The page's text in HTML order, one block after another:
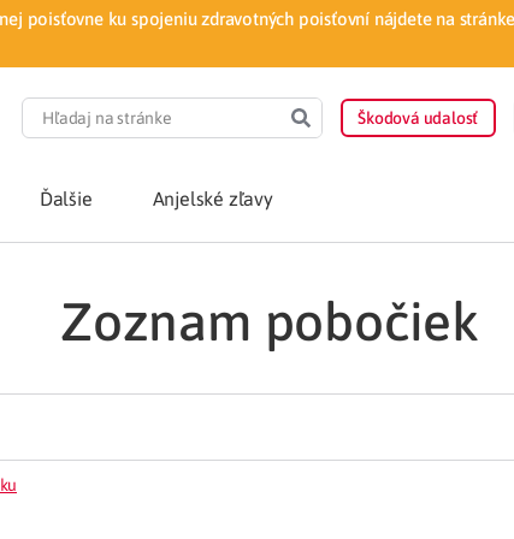
poisťovne ku spojeniu zdravotných poisťovní nájdete na
Škodová udalosť
POTREBUJEM
Kúpeľná
Ďalšie Anjelské zľavy
Zoznam pobočiek